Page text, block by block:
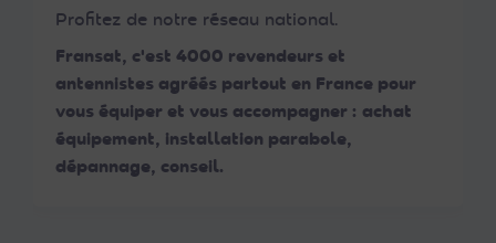
Profitez de notre réseau national.
Fransat, c'est 4000 revendeurs et
antennistes agréés partout en France pour
vous équiper et vous accompagner : achat
équipement, installation parabole,
dépannage, conseil.